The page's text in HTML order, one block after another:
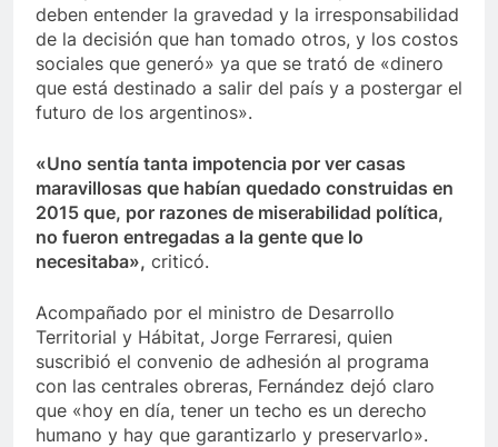
deben entender la gravedad y la irresponsabilidad
de la decisión que han tomado otros, y los costos
sociales que generó» ya que se trató de «dinero
que está destinado a salir del país y a postergar el
futuro de los argentinos».
«Uno sentía tanta impotencia por ver casas
maravillosas que habían quedado construidas en
2015 que, por razones de miserabilidad política,
no fueron entregadas a la gente que lo
necesitaba», criticó.
Acompañado por el ministro de Desarrollo
Territorial y Hábitat, Jorge Ferraresi, quien
suscribió el convenio de adhesión al programa
con las centrales obreras, Fernández dejó claro
que «hoy en día, tener un techo es un derecho
humano y hay que garantizarlo y preservarlo».